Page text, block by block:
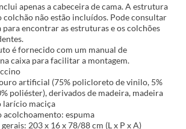
apenas a cabeceira de cama. A estrutura
colchão não estão incluídos. Pode consultar
para encontrar as estruturas e os colchões
é fornecido com um manual de
caixa para facilitar a montagem.
artificial (75% policloreto de vinilo, 5%
poliéster), derivados de madeira, madeira
larício maciça
acolchoamento: espuma
203 x 16 x 78/88 cm (L x P x A)